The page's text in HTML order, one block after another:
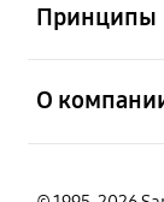
Принципы
О